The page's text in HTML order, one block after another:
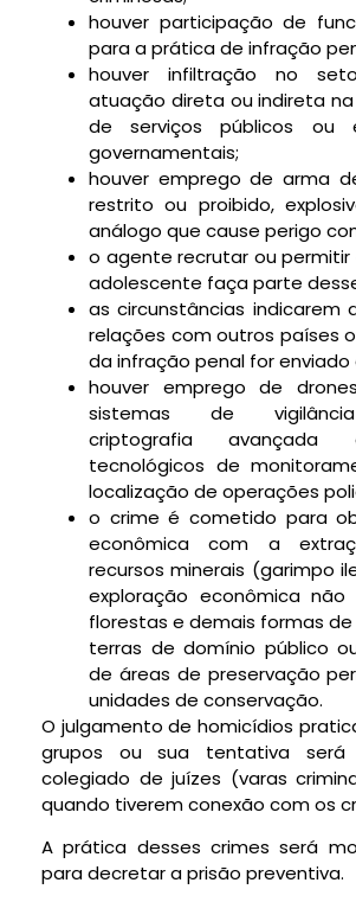
houver participação de
para a prática de infração
houver infiltração no
atuação direta ou indireta
de serviços públicos ou
governamentais;
houver emprego de arma
restrito ou proibido,
análogo que cause perigo
o agente recrutar ou permitir
adolescente faça parte
as circunstâncias indicarem
relações com outros países
da infração penal for enviado
houver emprego de
sistemas de
criptografia avançada
tecnológicos de
localização de operações
o crime é cometido para
econômica com a
recursos minerais (garimpo
exploração econômica
florestas e demais formas
terras de domínio público
de áreas de preservação
unidades de conservação.
O julgamento de homicídios
grupos ou sua tentativa será
colegiado de juízes (varas
quando tiverem conexão com os
A prática desses crimes será
para decretar a prisão preventiva.